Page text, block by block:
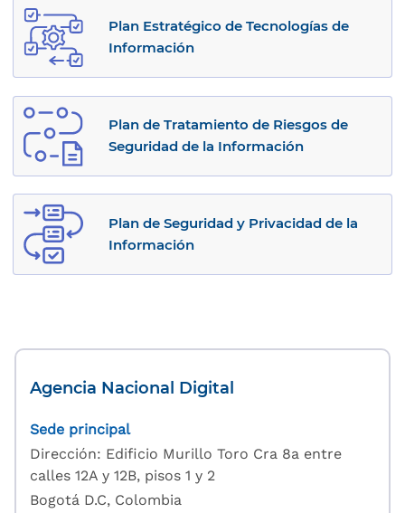
Plan Estratégico de Tecnologías de
Información
Plan de Tratamiento de Riesgos de
Seguridad de la Información
Plan de Seguridad y Privacidad de la
Información
Agencia Nacional Digital
Sede principal
Dirección: Edificio Murillo Toro Cra 8a entre
calles 12A y 12B, pisos 1 y 2
Bogotá D.C, Colombia